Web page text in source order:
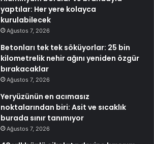
yaptılar: Her yere kolayca
kurulabilecek
Ağustos 7, 2026
Betonları tek tek söküyorlar: 25 bin
kilometrelik nehir ağını yeniden özgür
bırakacaklar
Ağustos 7, 2026
Yeryüzünün en acımasız
noktalarından biri: Asit ve sıcaklık
burada sınır tanımıyor
Ağustos 7, 2026